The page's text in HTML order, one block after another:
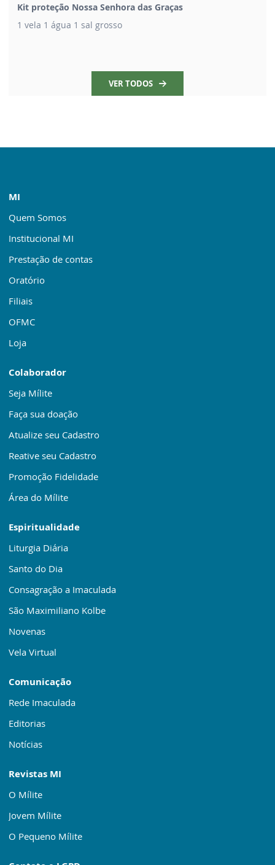
Kit proteção Nossa Senhora das Graças
1 vela 1 água 1 sal grosso
VER TODOS
MI
Quem Somos
Institucional MI
Prestação de contas
Oratório
Filiais
OFMC
Loja
Colaborador
Seja Mílite
Faça sua doação
Atualize seu Cadastro
Reative seu Cadastro
Promoção Fidelidade
Área do Mílite
Espiritualidade
Liturgia Diária
Santo do Dia
Consagração a Imaculada
São Maximiliano Kolbe
Novenas
Vela Virtual
Comunicação
Rede Imaculada
Editorias
Notícias
Revistas MI
O Mílite
Jovem Mílite
O Pequeno Mílite